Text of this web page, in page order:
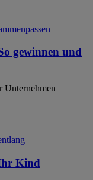
gewinnen und
Unternehmen
Kind